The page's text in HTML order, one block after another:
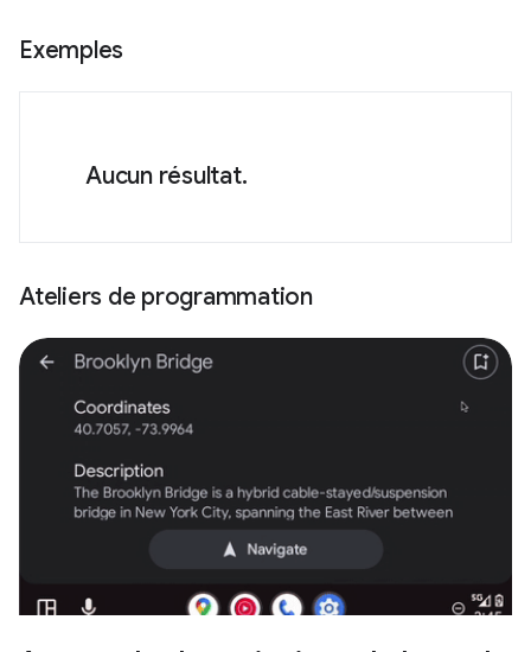
Exemples
Aucun résultat.
Ateliers de programmation